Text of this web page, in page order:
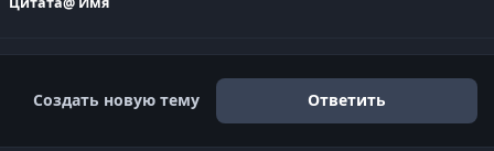
Создать новую тему Ответить